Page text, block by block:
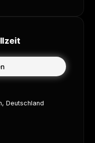
Deutschland